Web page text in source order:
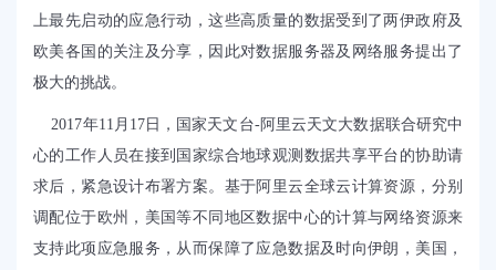
上最先启动的应急行动，这些高质量的数据受到了两伊政府及
欧美各国的关注及分享，因此对数据服务器及网络服务提出了
极大的挑战。
2017年11 月 17日，国家天文台-阿里云天文大数据联合研究中
心的工作人员在接到国家综合地球观测数据共享平台的协助请
求后，紧急设计布署方案。基于阿里云全球云计算资源，分别
调配位于欧州，美国等不同地区数据中心的计算与网络资源来
支持此项应急服务，从而保障了应急数据及时向伊朗，美国，